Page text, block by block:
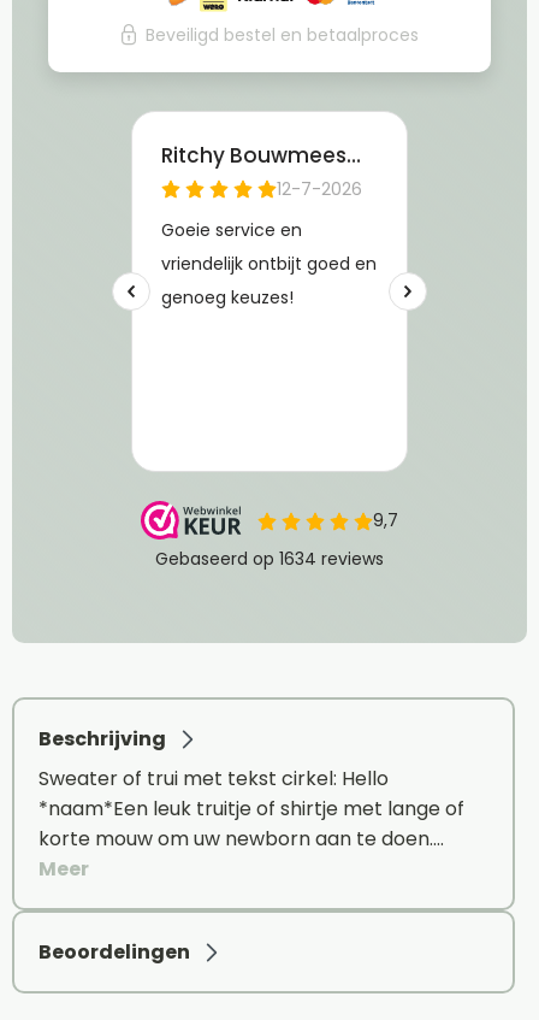
Beveiligd bestel en betaalproces
Beschrijving
Sweater of trui met tekst cirkel: Hello
*naam*Een leuk truitje of shirtje met lange of
korte mouw om uw newborn aan te doen.…
Meer
Beoordelingen